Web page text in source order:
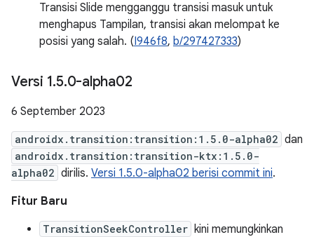
Transisi Slide mengganggu transisi masuk untuk
menghapus Tampilan, transisi akan melompat ke
posisi yang salah. (I946f8, b/297427333)
Versi 1.5.0-alpha02
6 September 2023
androidx.transition:transition:1.5.0-alpha02 dan
androidx.transition:transition-ktx:1.5.0-
alpha02 dirilis. Versi 1.5.0-alpha02 berisi commit ini.
Fitur Baru
TransitionSeekController kini memungkinkan